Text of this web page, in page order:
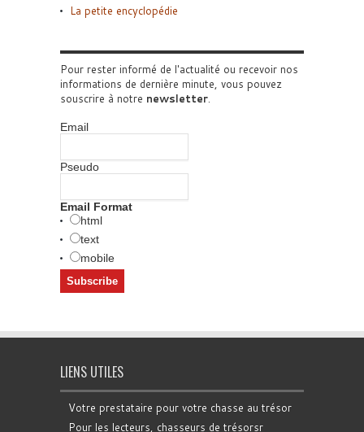
La petite encyclopédie
Pour rester informé de l'actualité ou recevoir nos
informations de dernière minute, vous pouvez
souscrire à notre newsletter.
Email
Pseudo
Email Format
html
text
mobile
LIENS UTILES
Votre prestataire pour votre chasse au trésor
Pour les lecteurs, chasseurs de trésorsr